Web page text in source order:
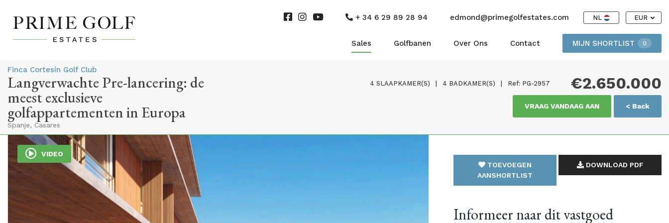
+ 34 6 29 89 28 94 edmond@primegolfestates.com NL EUR
Sales Golfbanen Over Ons Contact MIJN SHORTLIST 0
Finca Cortesín Golf Club
Langverwachte Pre-lancering: de
meest exclusieve
golfappartementen in Europa
Spanje, Casares
4 SLAAPKAMER(S) | 4 BADKAMER(S) | Ref: PG-2957 €2.650.000
VRAAG VANDAAG AAN < Back
VIDEO
TOEVOEGEN
AANSHORTLIST
DOWNLOAD PDF
Informeer naar dit vastgoed